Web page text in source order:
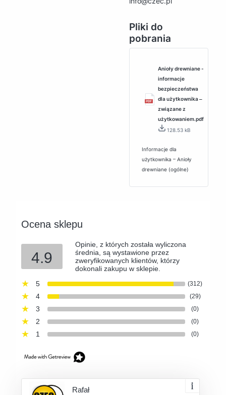
Pliki do
pobrania
Anioły drewniane -
informacje
bezpieczeństwa
dla użytkownika ‒
związane z
użytkowaniem.pdf
128.53 kB
Informacje dla
użytkownika – Anioły
drewniane (ogólne)
Ocena sklepu
4.9
Opinie, z których została wyliczona
średnia, są wystawione przez
zweryfikowanych klientów, którzy
dokonali zakupu w sklepie.
5
(312)
4 (29)
3 (0)
2 (0)
1 (0)
Rafał